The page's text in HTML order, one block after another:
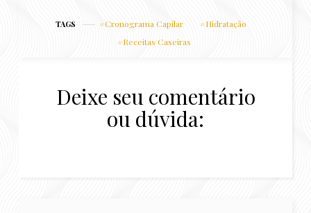
TAGS Cronograma Capilar
Hidratação
Receitas Caseiras
Deixe seu comentário
ou dúvida: